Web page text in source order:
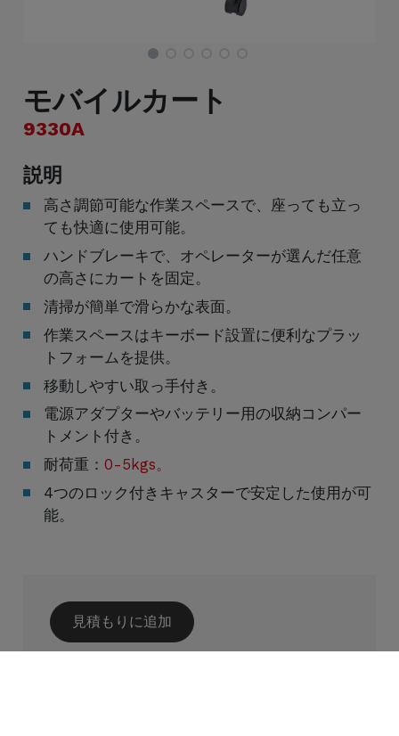
モバイルカート
9330A
説明
高さ調節可能な作業スペースで、座っても立っ
ても快適に使用可能。
ハンドブレーキで、オペレーターが選んだ任意
の高さにカートを固定。
清掃が簡単で滑らかな表面。
作業スペースはキーボード設置に便利なプラッ
トフォームを提供。
移動しやすい取っ手付き。
電源アダプターやバッテリー用の収納コンパー
トメント付き。
耐荷重： 0-5kgs。
4つのロック付きキャスターで安定した使用が可
能。
見積もりに追加